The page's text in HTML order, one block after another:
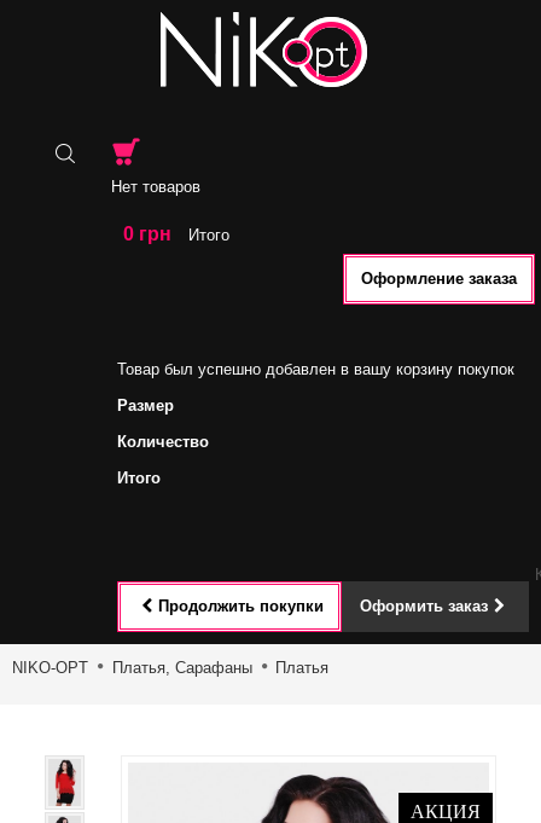
Нет товаров
0 грн Итого
Оформление заказа
Товар был успешно добавлен в вашу корзину покупок
Размер
Количество
Итого
Продолжить покупки Оформить заказ
Toggle
NIKO-OPT Платья, Сарафаны Платья
АКЦИЯ